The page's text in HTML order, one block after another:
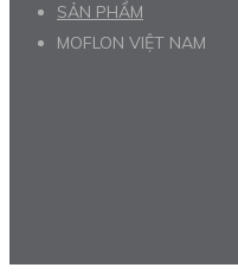
SẢN PHẨM
MOFLON VIỆT NAM